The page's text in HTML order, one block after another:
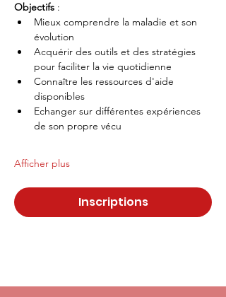
Objectifs :
Mieux comprendre la maladie et son
évolution
Acquérir des outils et des stratégies
pour faciliter la vie quotidienne
Connaître les ressources d'aide
disponibles
Echanger sur différentes expériences
de son propre vécu
Afficher plus
Inscriptions